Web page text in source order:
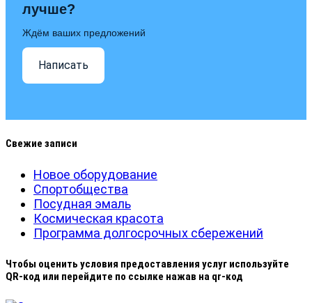
лучше?
Ждём ваших предложений
Написать
Свежие записи
Новое оборудование
Спортобщества
Посудная эмаль
Космическая красота
Программа долгосрочных сбережений
Чтобы оценить условия предоставления услуг используйте
QR-код или перейдите по ссылке нажав на qr-код